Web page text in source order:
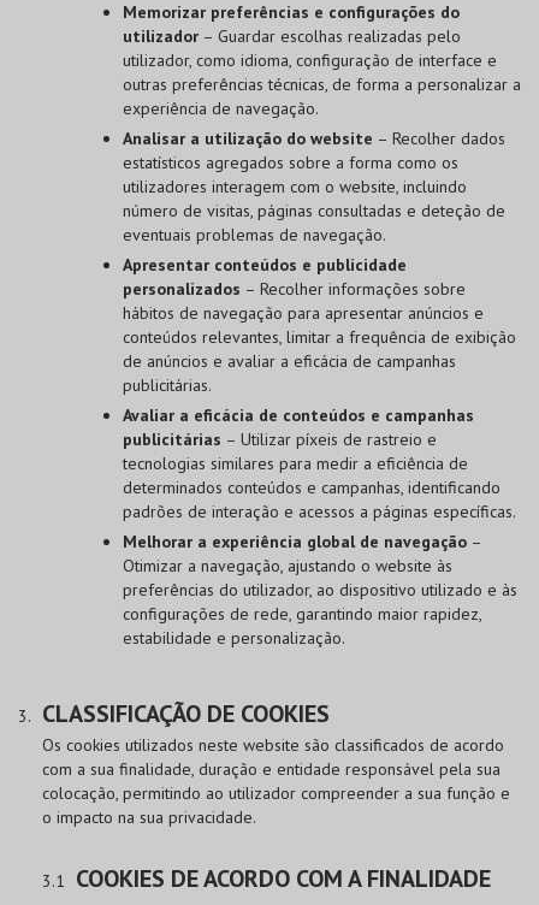
Memorizar preferências e configurações do
utilizador– Guardar escolhas realizadas pelo
utilizador, como idioma, configuração de interface e
outras preferências técnicas, de forma a personalizar a
experiência de navegação.
Analisar a utilização do website – Recolher dados
estatísticos agregados sobre a forma como os
utilizadores interagem com o website, incluindo
número de visitas, páginas consultadas e deteção de
eventuais problemas de navegação.
Apresentar conteúdos e publicidade
personalizados – Recolher informações sobre
hábitos de navegação para apresentar anúncios e
conteúdos relevantes, limitar a frequência de exibição
de anúncios e avaliar a eficácia de campanhas
publicitárias.
Avaliar a eficácia de conteúdos e campanhas
publicitárias – Utilizar píxeis de rastreio e
tecnologias similares para medir a eficiência de
determinados conteúdos e campanhas, identificando
padrões de interação e acessos a páginas específicas.
Melhorar a experiência global de navegação–
Otimizar a navegação, ajustando o website às
preferências do utilizador, ao dispositivo utilizado e às
configurações de rede, garantindo maior rapidez,
estabilidade e personalização.
CLASSIFICAÇÃO DE COOKIES
Os cookies utilizados neste website são classificados de acordo
com a sua finalidade, duração e entidade responsável pela sua
colocação, permitindo ao utilizador compreender a sua função e
o impacto na sua privacidade.
COOKIES DE ACORDO COM A FINALIDADE